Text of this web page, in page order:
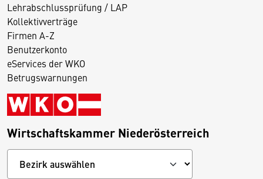
Lehrabschlussprüfung / LAP
Kollektivverträge
Firmen A-Z
Benutzerkonto
eServices der WKO
Betrugswarnungen
Wirtschaftskammer Niederösterreich